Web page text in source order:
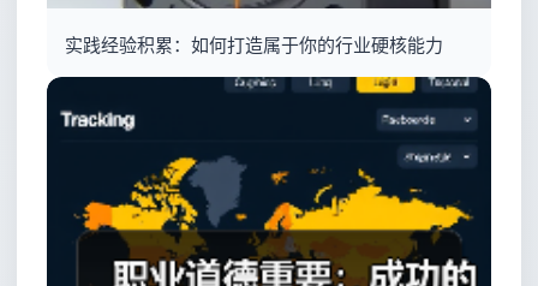
实践经验积累：如何打造属于你的行业硬核能力